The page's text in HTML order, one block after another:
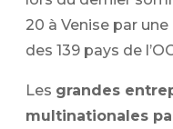
20 à Venise par
des 139 pays de
Les grandes
multinationales